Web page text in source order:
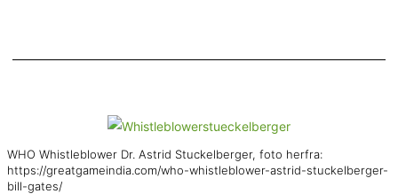
WHO Whistleblower Dr. Astrid Stuckelberger, foto herfra:
https://greatgameindia.com/who-whistleblower-astrid-stuckelberger-
bill-gates/